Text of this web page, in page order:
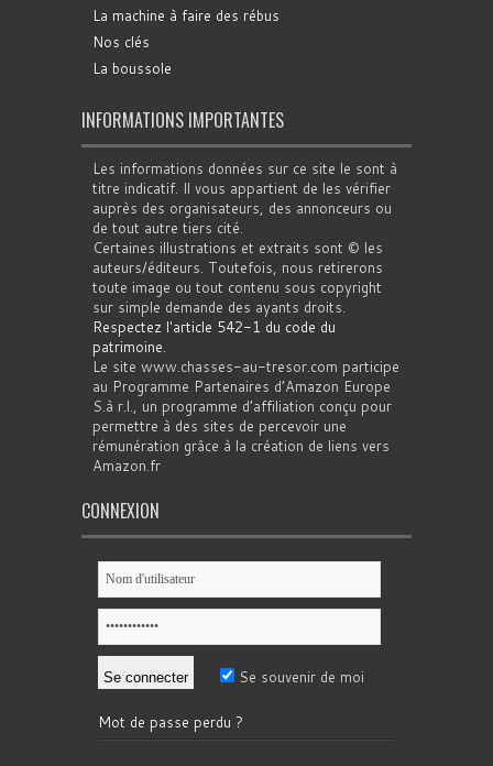
La machine à faire des rébus
Nos clés
La boussole
INFORMATIONS IMPORTANTES
Les informations données sur ce site le sont à
titre indicatif. Il vous appartient de les vérifier
auprès des organisateurs, des annonceurs ou
de tout autre tiers cité.
Certaines illustrations et extraits sont © les
auteurs/éditeurs. Toutefois, nous retirerons
toute image ou tout contenu sous copyright
sur simple demande des ayants droits.
Respectez l'article 542-1 du code du
patrimoine.
Le site www.chasses-au-tresor.com participe
au Programme Partenaires d’Amazon Europe
S.à r.l., un programme d’affiliation conçu pour
permettre à des sites de percevoir une
rémunération grâce à la création de liens vers
Amazon.fr
CONNEXION
Se souvenir de moi
Mot de passe perdu ?